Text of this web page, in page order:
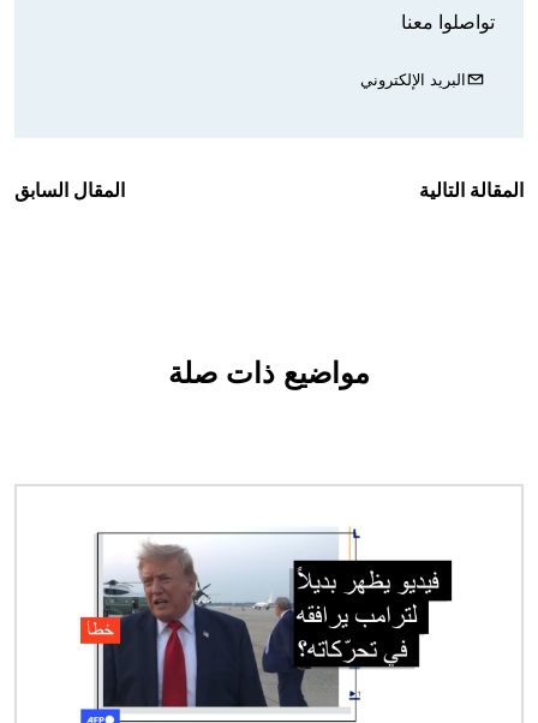
تواصلوا معنا
البريد الإلكتروني
المقالة التالية المقال السابق
مواضيع ذات صلة